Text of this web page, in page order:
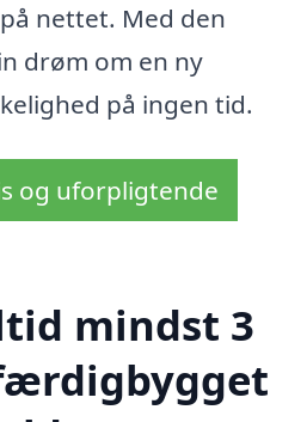
nettet. Med den
drøm om en ny
på ingen tid.
og uforpligtende
mindst 3